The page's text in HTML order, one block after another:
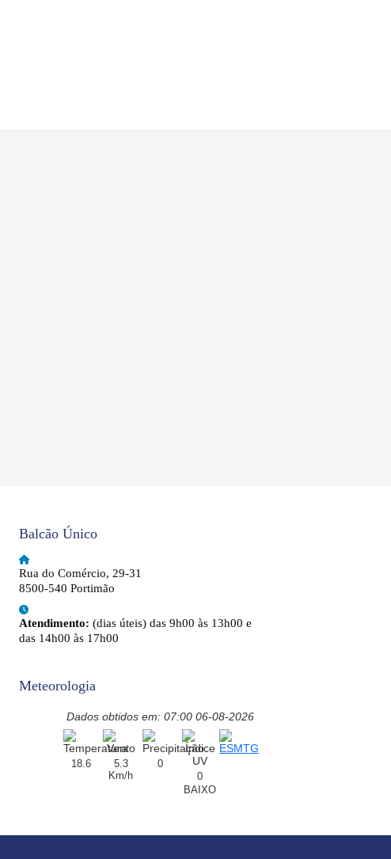
Balcão Único
Rua do Comércio, 29-31
8500-540 Portimão
Atendimento: (dias úteis) das 9h00 às 13h00 e
das 14h00 às 17h00
Meteorologia
Dados obtidos em: 07:00 06-08-2026
18.6
5.3
Km/h
0
0
BAIXO